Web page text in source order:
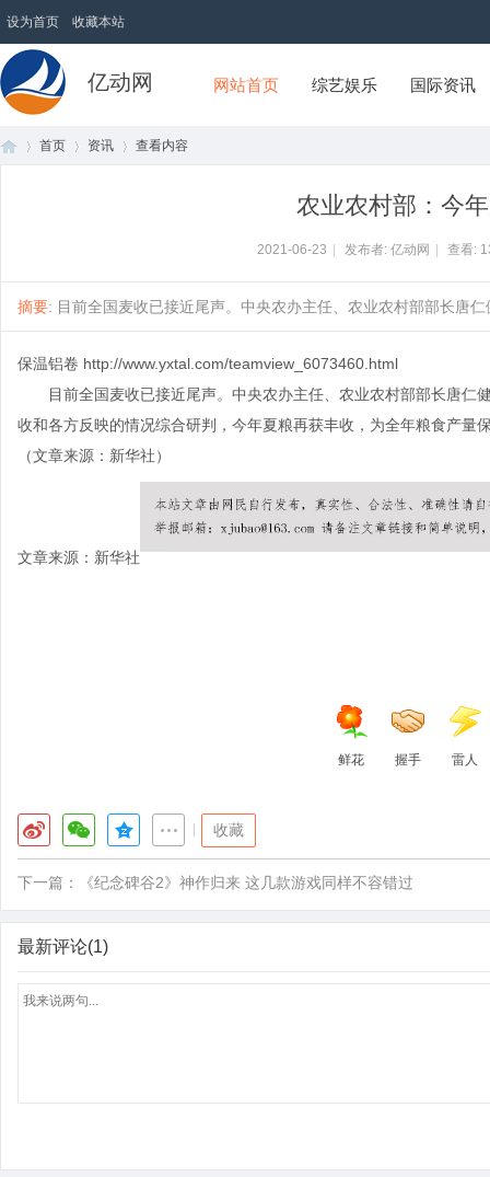
设为首页 收藏本站
亿动网 网站首页 综艺娱乐 国际资讯
首页 资讯 查看内容
农业农村部：今
2021-06-23 发布者: 亿动网 查看:
摘要: 目前全国麦收已接近尾声。中央农办主任、农业农村部部长唐
保温铝卷 http://www.yxtal.com/teamview_6073460.html
目前全国麦收已接近尾声。中央农办主任、农业农村部部长唐仁
收和各方反映的情况综合研判，今年夏粮再获丰收，为全年粮食产量
（文章来源：新华社）
文章来源：新华社
鲜花 握手 雷人
收藏
下一篇： 《纪念碑谷2》神作归来 这几款游戏同样不容错过
最新评论(1)